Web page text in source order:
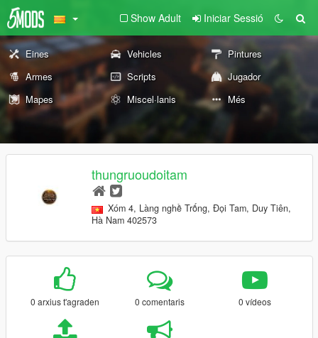
Show Adult Iniciar Sessió
Eines Vehicles
Pintures
Armes
Scripts
Jugador
Mapes
Miscel·lanis Més
thungruoudoitam
Xóm 4, Làng nghề Trống, Đọi Tam, Duy Tiên,
Hà Nam 402573
0 arxius t'agraden 0 comentaris 0 vídeos